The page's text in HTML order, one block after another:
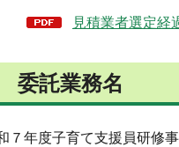
見積業者選定経
委託業務名
年度子育て支援員研修事